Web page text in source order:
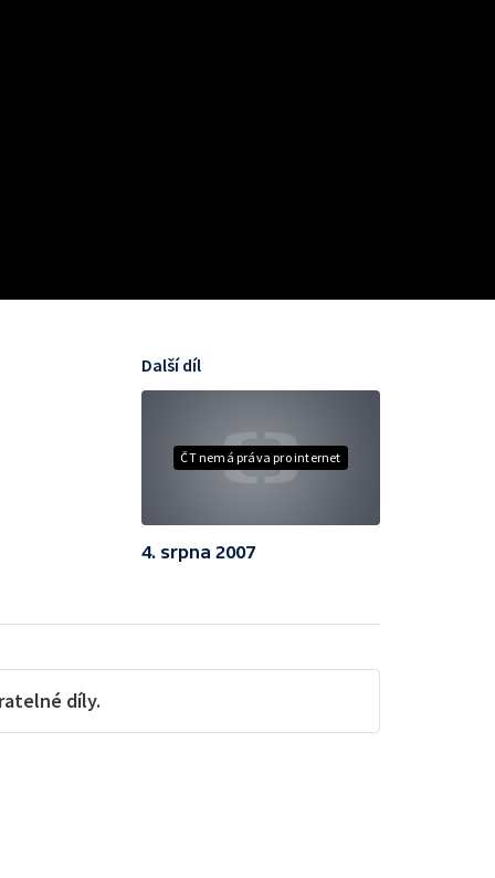
ČT nemá práva pro internet
Další díl
4. srpna 2007
díly.